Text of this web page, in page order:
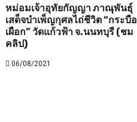
หม่อมเจ้าอุทัยกัญญา ภาณุพันธุ์
เสด็จบำเพ็ญกุศลไถ่ชีวิต “กระบือ
เผือก” วัดแก้วฟ้า จ.นนทบุรี (ชม
คลิป)
06/08/2021